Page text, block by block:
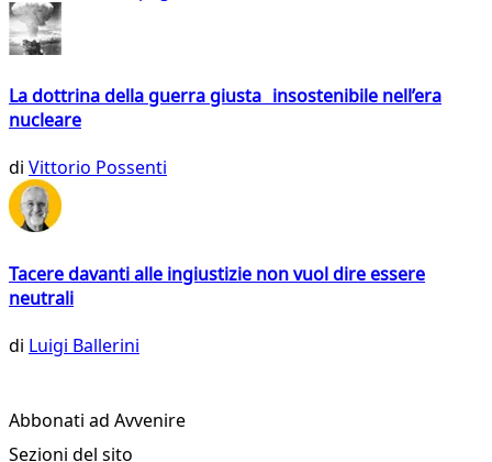
La dottrina della guerra giusta insostenibile nell’era
nucleare
di Vittorio Possenti
Tacere davanti alle ingiustizie non vuol dire essere
neutrali
di Luigi Ballerini
Abbonati ad Avvenire
Sezioni del sito